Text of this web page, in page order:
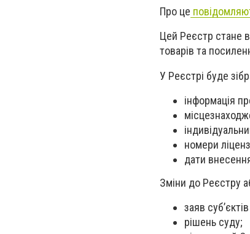
Про це
Цей Реєстр стане
товарів та
У Реєстрі буде
інформація
номери
дати
Зміни до Реєстру
заяв
рішень суду;